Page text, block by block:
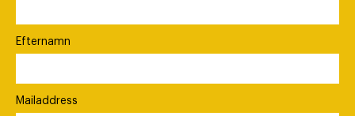
Efternamn
Mailaddress